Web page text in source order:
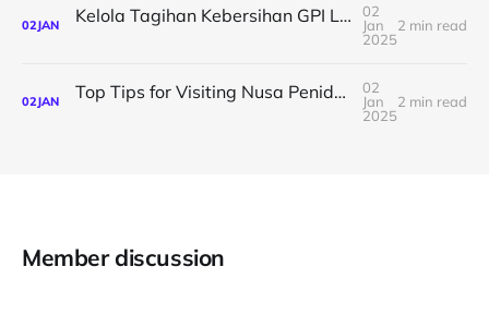
02JAN Kelola Tagihan Kebersihan GPI Lebih Mudah dengan Sistem E-Retribusi
02
Jan
2025
2 min read
02JAN Top Tips for Visiting Nusa Penida: Book Your Ferry Tickets in Just One Click!
02
Jan
2025
2 min read
Member discussion